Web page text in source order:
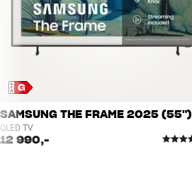
SAMSUNG THE FRAME 2025 (55")
QLED TV
12 990,-